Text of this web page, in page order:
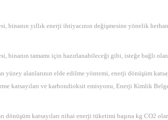
binanın yıllık enerji ihtiyacının değişmesine yönelik
binanın tamamı için hazırlanabileceği gibi, isteğe bağlı
yüzey alanlarının elde edilme yöntemi, enerji dönüşüm
katsayıları ve karbondioksit emisyonu, Enerji Kimlik
dönüşüm katsayıları nihai enerji tüketimi başına kg CO2